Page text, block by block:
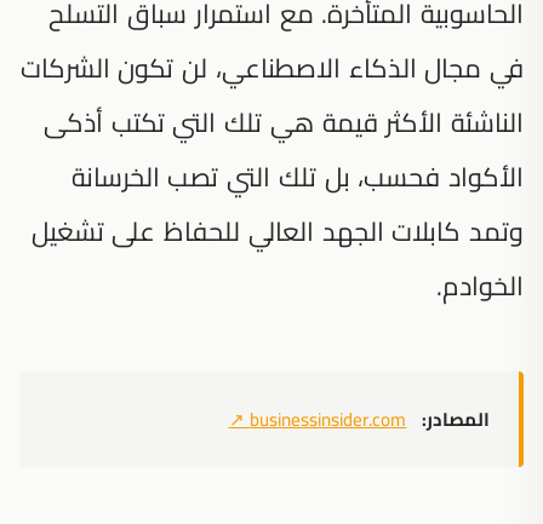
الحاسوبية المتأخرة. مع استمرار سباق التسلح
في مجال الذكاء الاصطناعي، لن تكون الشركات
الناشئة الأكثر قيمة هي تلك التي تكتب أذكى
الأكواد فحسب، بل تلك التي تصب الخرسانة
وتمد كابلات الجهد العالي للحفاظ على تشغيل
الخوادم.
المصادر: businessinsider.com
↗